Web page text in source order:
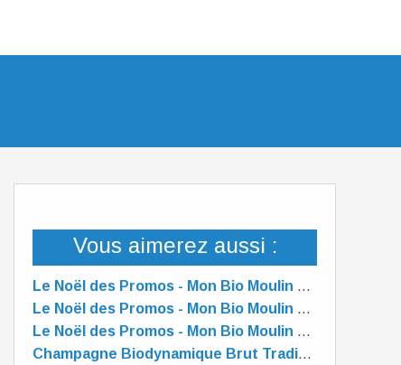
Vous aimerez aussi :
Le Noël des Promos - Mon Bio Moulin à Dunkerque
Le Noël des Promos - Mon Bio Moulin à Dunkerque
Le Noël des Promos - Mon Bio Moulin à Dunkerque
Champagne Biodynamique Brut Tradition 75 cl Alain Réaut